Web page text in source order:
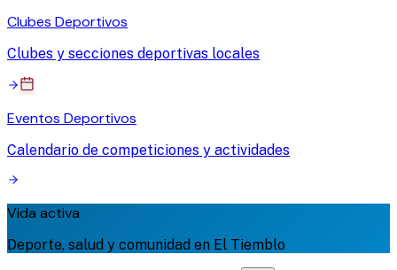
Clubes Deportivos
Clubes y secciones deportivas locales
Eventos Deportivos
Calendario de competiciones y actividades
Vida activa
Deporte, salud y comunidad en El Tiemblo